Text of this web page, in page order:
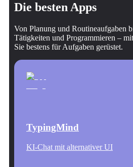
Die besten Apps
Von Planung und Routineaufgaben
Tätigkeiten und Programmieren –
Sie bestens für Aufgaben gerüstet.
TypingMind
KI-Chat mit alternativer UI